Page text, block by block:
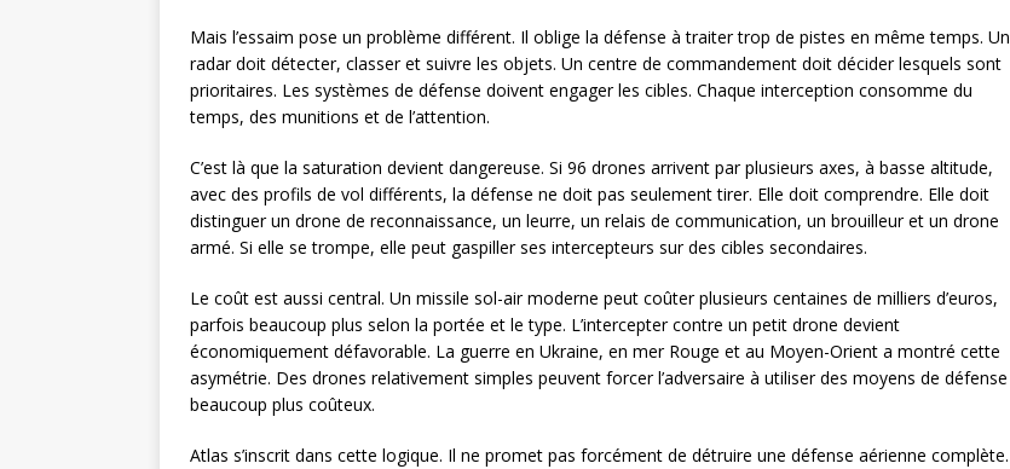
Mais l’essaim pose un problème différent. Il oblige la défense à traiter trop de pistes en même temps. Un
radar doit détecter, classer et suivre les objets. Un centre de commandement doit décider lesquels sont
prioritaires. Les systèmes de défense doivent engager les cibles. Chaque interception consomme du
temps, des munitions et de l’attention.
C’est là que la saturation devient dangereuse. Si 96 drones arrivent par plusieurs axes, à basse altitude,
avec des profils de vol différents, la défense ne doit pas seulement tirer. Elle doit comprendre. Elle doit
distinguer un drone de reconnaissance, un leurre, un relais de communication, un brouilleur et un drone
armé. Si elle se trompe, elle peut gaspiller ses intercepteurs sur des cibles secondaires.
Le coût est aussi central. Un missile sol-air moderne peut coûter plusieurs centaines de milliers d’euros,
parfois beaucoup plus selon la portée et le type. L’intercepter contre un petit drone devient
économiquement défavorable. La guerre en Ukraine, en mer Rouge et au Moyen-Orient a montré cette
asymétrie. Des drones relativement simples peuvent forcer l’adversaire à utiliser des moyens de défense
beaucoup plus coûteux.
Atlas s’inscrit dans cette logique. Il ne promet pas forcément de détruire une défense aérienne complète.